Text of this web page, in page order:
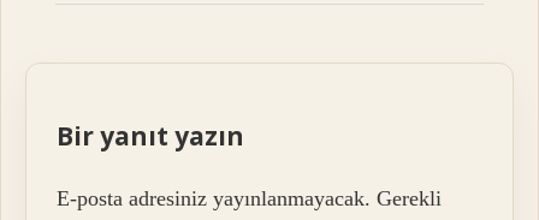
Bir yanıt yazın
E-posta adresiniz yayınlanmayacak. Gerekli